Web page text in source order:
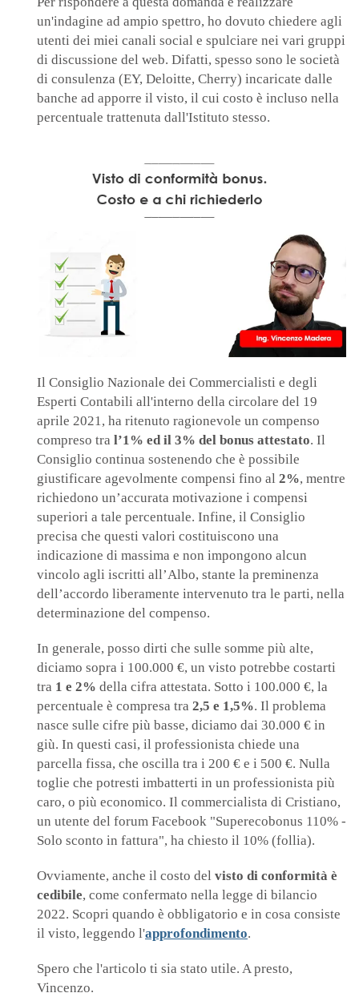
un'indagine ad ampio spettro, ho dovuto chiedere agli
utenti dei miei canali social e spulciare nei vari gruppi
di discussione del web. Difatti, spesso sono le società
di consulenza (EY, Deloitte, Cherry) incaricate dalle
banche ad apporre il visto, il cui costo è incluso nella
percentuale trattenuta dall'Istituto stesso.
Il Consiglio Nazionale dei Commercialisti e degli
Esperti Contabili all'interno della circolare del 19
aprile 2021, ha ritenuto ragionevole un compenso
compreso tra l’1% ed il 3% del bonus attestato. Il
Consiglio continua sostenendo che è possibile
giustificare agevolmente compensi fino al 2%, mentre
richiedono un’accurata motivazione i compensi
superiori a tale percentuale. Infine, il Consiglio
precisa che questi valori costituiscono una
indicazione di massima e non impongono alcun
vincolo agli iscritti all’Albo, stante la preminenza
dell’accordo liberamente intervenuto tra le parti, nella
determinazione del compenso.
In generale, posso dirti che sulle somme più alte,
diciamo sopra i 100.000 €, un visto potrebbe costarti
tra 1 e 2% della cifra attestata. Sotto i 100.000 €, la
percentuale è compresa tra 2,5 e 1,5%. Il problema
nasce sulle cifre più basse, diciamo dai 30.000 € in
giù. In questi casi, il professionista chiede una
parcella fissa, che oscilla tra i 200 € e i 500 €. Nulla
toglie che potresti imbatterti in un professionista più
caro, o più economico. Il commercialista di Cristiano,
un utente del forum Facebook "Superecobonus 110% -
Solo sconto in fattura", ha chiesto il 10% (follia).
Ovviamente, anche il costo del visto di conformità è
cedibile, come confermato nella legge di bilancio
2022. Scopri quando è obbligatorio e in cosa consiste
il visto, leggendo l'approfondimento.
Spero che l'articolo ti sia stato utile. A presto,
Vincenzo.